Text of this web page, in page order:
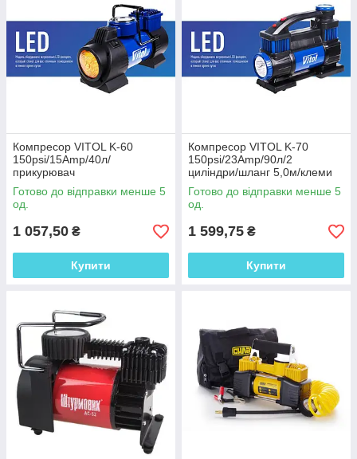
прік/ліхтар
Поршневий
компресор з
підсвічуванням,
точним манометром і
сигнальним ліхтарем.
150Вт. Розрахований
на 20хвилин
безперервної роботи
за умови температури
повітря не вище
Довжина мережевого
кабелю 2,7 м.
Довжина робочого
шланга 1 м.
обслуговування 14R.
Замовити компресор
→
Основні характеристики нашого
обладнання
Компресор VITOL K-60
150psi/15Amp/40л/
прикурювач
Готово до відправки менше 5
од.
1 057,50 ₴
Купити
Компресор VITOL K-70
150psi/23Amp/90л/2
циліндри/шланг 5,0м/клеми
Готово до відправки менше 5
од.
1 599,75 ₴
Купити